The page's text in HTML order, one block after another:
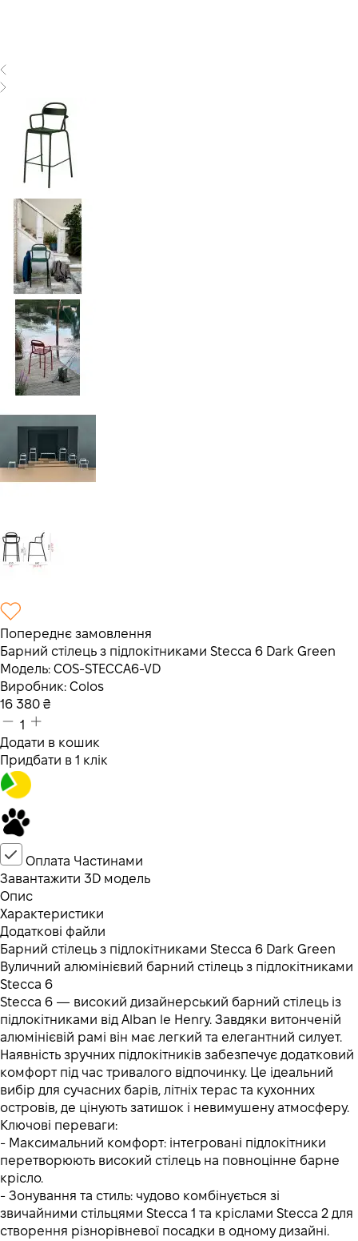
Попереднє замовлення
Барний стілець з підлокітниками Stecca 6 Dark Green
Модель: COS-STECCA6-VD
Виробник: Colos
16 380 ₴
1
Додати в кошик
Придбати в 1 клік
Оплата Частинами
Завантажити 3D модель
Опис
Характеристики
Додаткові файли
Барний стілець з підлокітниками Stecca 6 Dark Green
Вуличний алюмінієвий барний стілець з підлокітниками
Stecca 6
Stecca 6 — високий дизайнерський барний стілець із
підлокітниками від Alban le Henry. Завдяки витонченій
алюмінієвій рамі він має легкий та елегантний силует.
Наявність зручних підлокітників забезпечує додатковий
комфорт під час тривалого відпочинку. Це ідеальний
вибір для сучасних барів, літніх терас та кухонних
островів, де цінують затишок і невимушену атмосферу.
Ключові переваги:
- Максимальний комфорт: інтегровані підлокітники
перетворюють високий стілець на повноцінне барне
крісло.
- Зонування та стиль: чудово комбінується зі
звичайними стільцями Stecca 1 та кріслами Stecca 2 для
створення різнорівневої посадки в одному дизайні.